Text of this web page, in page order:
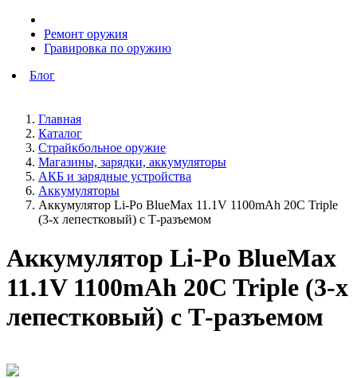
Ремонт оружия
Гравировка по оружию
Блог
Главная
Каталог
Страйкбольное оружие
Магазины, зарядки, аккумуляторы
АКБ и зарядные устройства
Аккумуляторы
Аккумулятор Li-Po BlueMax 11.1V 1100mAh 20C Triple
(3-х лепестковый) с Т-разъемом
Аккумулятор Li-Po BlueMax
11.1V 1100mAh 20C Triple (3-х
лепестковый) с Т-разъемом